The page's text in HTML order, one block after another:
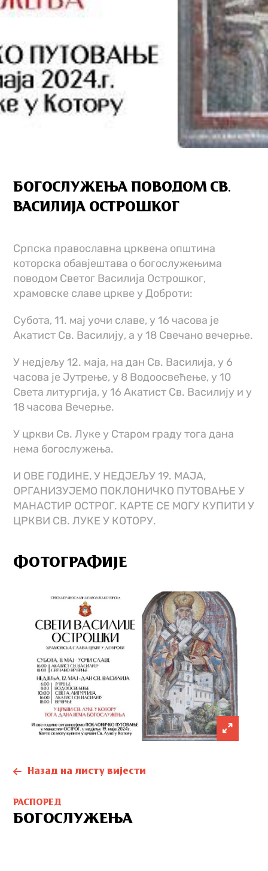
БОГОСЛУЖЕЊА ПОВОДОМ СВ.
ВАСИЛИЈА ОСТРОШКОГ
Српска православна црквена општина
которска обавјештава о богослужењима
поводом Светог Василија Острошког,
храмовске славе цркве у Доброти:
Субота, 11. мај уочи славе, у 16 часова је
Акатист Св. Василију, а у 18 Свечано вечерње.
У недјељу 12. маја, на дан Св. Василија, у 6
часова је Јутрење, у 8 Водоосвећење, у 10
Света литургија, у 16 Акатист Св. Василију и у
18 часова Вечерње.
У цркви Св. Луке у Старом граду тога дана
нема богослужења.
И ОВЕ ГОДИНЕ, У НЕДЈЕЉУ 19. МАЈА,
ОРГАНИЗУЈЕМО ПОКЛОНИЧКО ПУТОВАЊЕ У
МАНАСТИР ОСТРОГ. КАРТЕ СЕ МОГУ КУПИТИ У
ЦРКВИ СВ. ЛУКЕ У КОТОРУ.
ФОТОГРАФИЈЕ
Назад на листу вијести
РАСПОРЕД
БОГОСЛУЖЕЊА